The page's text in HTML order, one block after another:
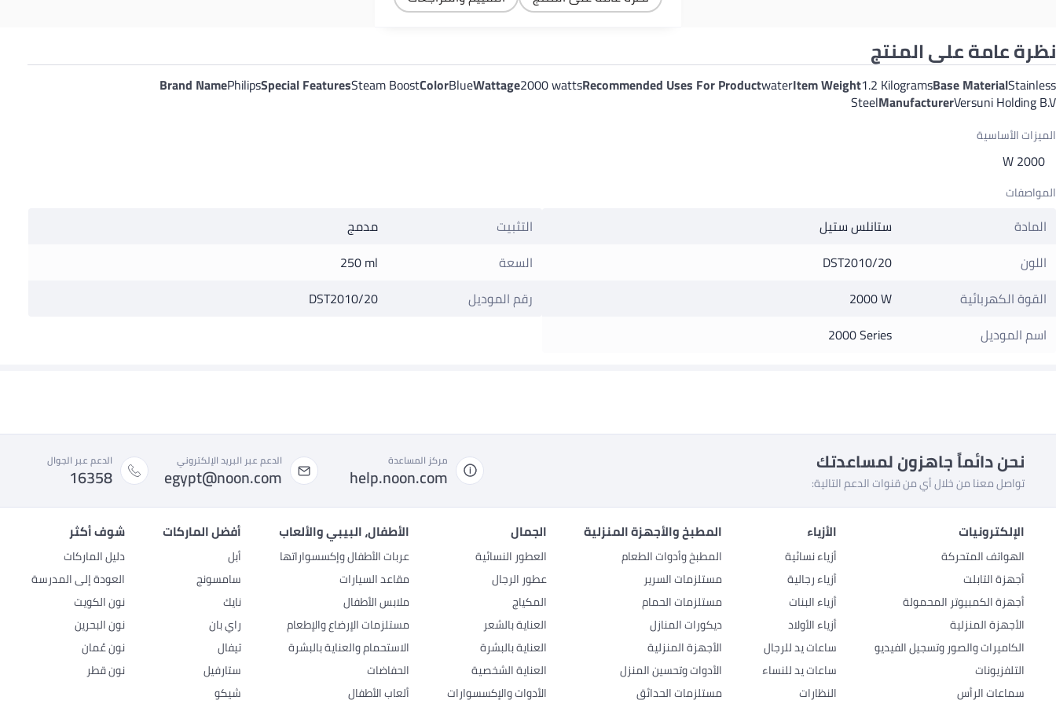
نظرة عامة على المنتج
Brand NamePhilipsSpecial FeaturesSteam BoostColorBlueWattage2000 wattsRecommended Uses For ProductwaterItem Weight1.2 KilogramsBase MaterialStainless
SteelManufacturerVersuni Holding B.V
الميزات الأساسية
2000 W
المواصفات
المادة
ستانلس ستيل
اللون
DST2010/20
القوة الكهربائية
2000 W
اسم الموديل
2000 Series
التثبيت
مدمج
السعة
250 ml
رقم الموديل
DST2010/20
نحن دائماً جاهزون لمساعدتك
تواصل معنا من خلال أي من قنوات الدعم التالية:
مركز المساعدة
help.noon.com
الدعم عبر البريد الإلكتروني
egypt@noon.com
الدعم عبر الجوال
16358
الإلكترونيات
الهواتف المتحركة
أجهزة التابلت
أجهزة الكمبيوتر المحمولة
الأجهزة المنزلية
الكاميرات والصور وتسجيل الفيديو
التلفزيونات
سماعات الرأس
الأزياء
أزياء نسائية
أزياء رجالية
أزياء البنات
أزياء الأولاد
ساعات يد للرجال
ساعات يد للنساء
النظارات
المطبخ والأجهزة المنزلية
المطبخ وأدوات الطعام
مستلزمات السرير
مستلزمات الحمام
ديكورات المنازل
الأجهزة المنزلية
الأدوات وتحسين المنزل
مستلزمات الحدائق
الجمال
العطور النسائية
عطور الرجال
المكياج
العناية بالشعر
العناية بالبشرة
العناية الشخصية
الأدوات والإكسسوارات
الأطفال، البيبي والألعاب
عربات الأطفال وإكسسواراتها
مقاعد السيارات
ملابس الأطفال
مستلزمات الإرضاع والإطعام
الاستحمام والعناية بالبشرة
الحفاضات
ألعاب الأطفال
أفضل الماركات
أبل
سامسونج
نايك
راي بان
تيفال
ستارفيل
شيكو
شوف أكثر
دليل الماركات
العودة إلى المدرسة
نون الكويت
نون البحرين
نون عُمان
نون قطر